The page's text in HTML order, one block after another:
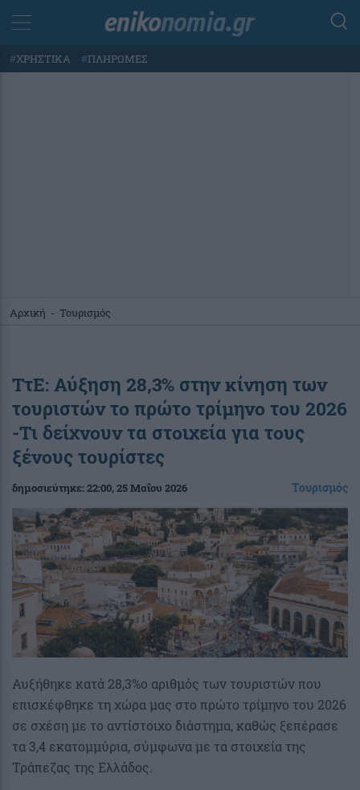
#ΧΡΗΣΤΙΚΑ #ΠΛΗΡΩΜΕΣ
Αρχική - Τουρισμός
ΤτΕ: Αύξηση 28,3% στην κίνηση των
τουριστών το πρώτο τρίμηνο του 2026
-Τι δείχνουν τα στοιχεία για τους
ξένους τουρίστες
δημοσιεύτηκε:22:00, 25 Μαΐου 2026 Τουρισμός
Αυξήθηκε κατά 28,3%ο αριθμός των τουριστών που
επισκέφθηκε τη χώρα μας στο πρώτο τρίμηνο του 2026
σε σχέση με το αντίστοιχο διάστημα, καθώς ξεπέρασε
τα 3,4 εκατομμύρια, σύμφωνα με τα στοιχεία της
Τράπεζας της Ελλάδος.